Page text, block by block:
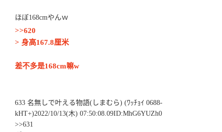
ほぼ168cmやんｗ
>>620
> 身高167.8厘米
差不多是168cm嘛w
633 名無しで叶える物語(しまむら) (ﾜｯﾁｮｲ 0688-
kHT+)2022/10/13(木) 07:50:08.09ID:MhG6YUZh0
>>631